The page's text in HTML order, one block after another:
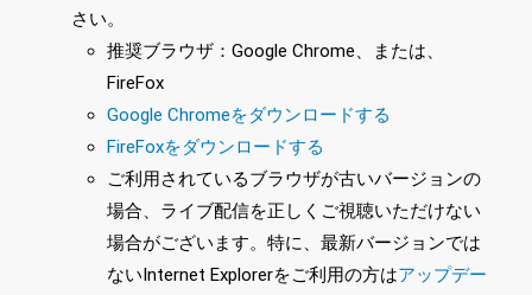
さい。
推奨ブラウザ：Google Chrome、または、
FireFox
Google Chromeをダウンロードする
FireFoxをダウンロードする
ご利用されているブラウザが古いバージョンの
場合、ライブ配信を正しくご視聴いただけない
場合がございます。特に、最新バージョンでは
ないInternet Explorerをご利用の方はアップデー